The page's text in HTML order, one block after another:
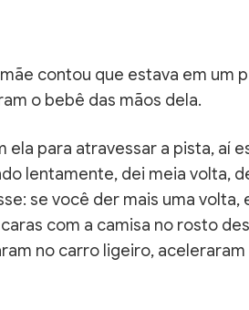
mãe contou que estava em
o bebê das mãos dela.
ela para atravessar a pista,
lentamente, dei meia volta,
se você der mais uma
com a camisa no rosto
no carro ligeiro,